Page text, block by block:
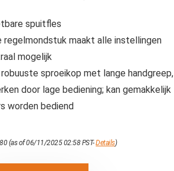
spuitfles
maakt alle instellingen
mogelijk
sproeikop met lange handgreep,
door lage bediening; kan gemakkelijk
worden bediend
(as of 06/11/2025 02:58 PST-Details)